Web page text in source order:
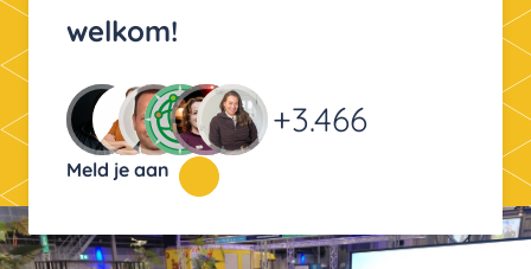
welkom!
+3.466
Meld je aan